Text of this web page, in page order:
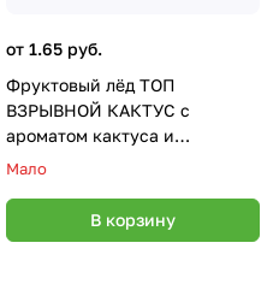
от 1.65 руб.
Фруктовый лёд ТОП
ВЗРЫВНОЙ КАКТУС с
ароматом кактуса и
вишневой начинкой с
Мало
В корзину